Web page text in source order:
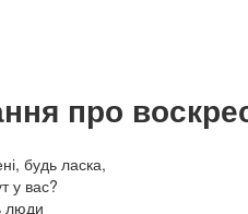
про
будь ласка,
у вас?
люди